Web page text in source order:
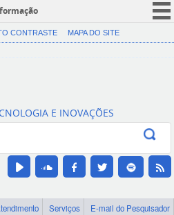
CORONAVÍRUS (COVID-19)
Canais
CONTRASTE MAPA DO SITE
E INOVAÇÕES
Serviços
E-mail do Pesquisador